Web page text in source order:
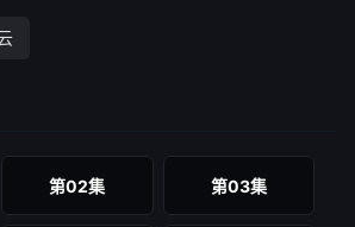
Gina JabowskiSarah Chalke 警犬
第02集 第03集